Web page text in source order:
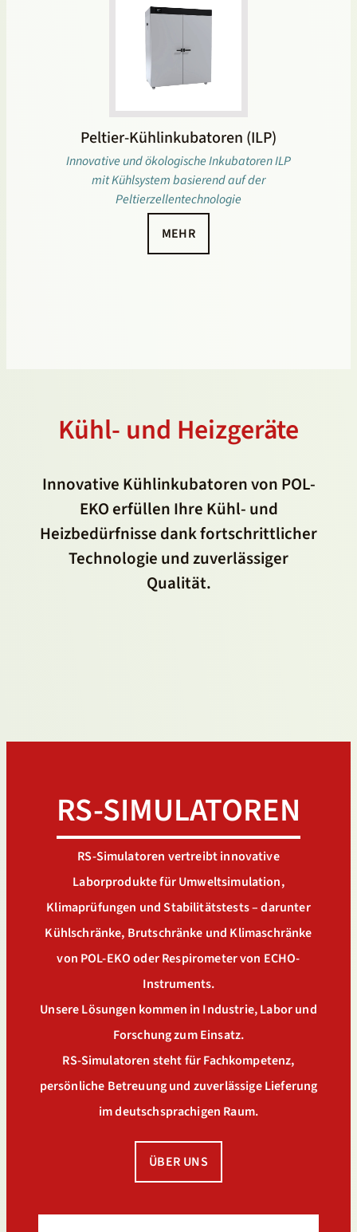
Kühl- und Heizgeräte
Innovative Kühlinkubatoren von POL-
EKO erfüllen Ihre Kühl- und
Heizbedürfnisse dank fortschrittlicher
Technologie und zuverlässiger
Qualität.
Peltier-Kühlinkubatoren (ILP)
Innovative und ökologische Inkubatoren ILP
mit Kühlsystem basierend auf der
Peltierzellentechnologie
MEHR
RS-SIMULATOREN
RS-Simulatoren vertreibt innovative
Laborprodukte für Umweltsimulation,
Klimaprüfungen und Stabilitätstests – darunter
Kühlschränke, Brutschränke und Klimaschränke
von POL-EKO oder Respirometer von ECHO-
Instruments.
Unsere Lösungen kommen in Industrie, Labor und
Forschung zum Einsatz.
RS-Simulatoren steht für Fachkompetenz,
persönliche Betreuung und zuverlässige Lieferung
im deutschsprachigen Raum.
ÜBER UNS